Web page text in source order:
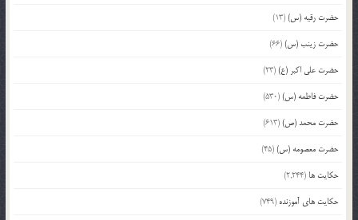
حضرت رقیه (س)(13)
حضرت زینب (س)(66)
حضرت علی اکبر (ع)(23)
حضرت فاطمه (س)(530)
حضرت محمد (ص)(613)
حضرت معصومه (س)(45)
حکایت ها (2,244)
حکایت های آموزنده (749)